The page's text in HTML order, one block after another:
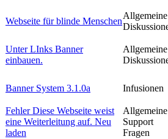
Webseite für blinde Menschen
Allgemeine
Unter LInks Banner
einbauen.
Allgemeine
Banner System 3.1.0a Infusionen
Fehler Diese Webseite weist
eine Weiterleitung auf. Neu
laden
Allgemeine
Support
Fragen